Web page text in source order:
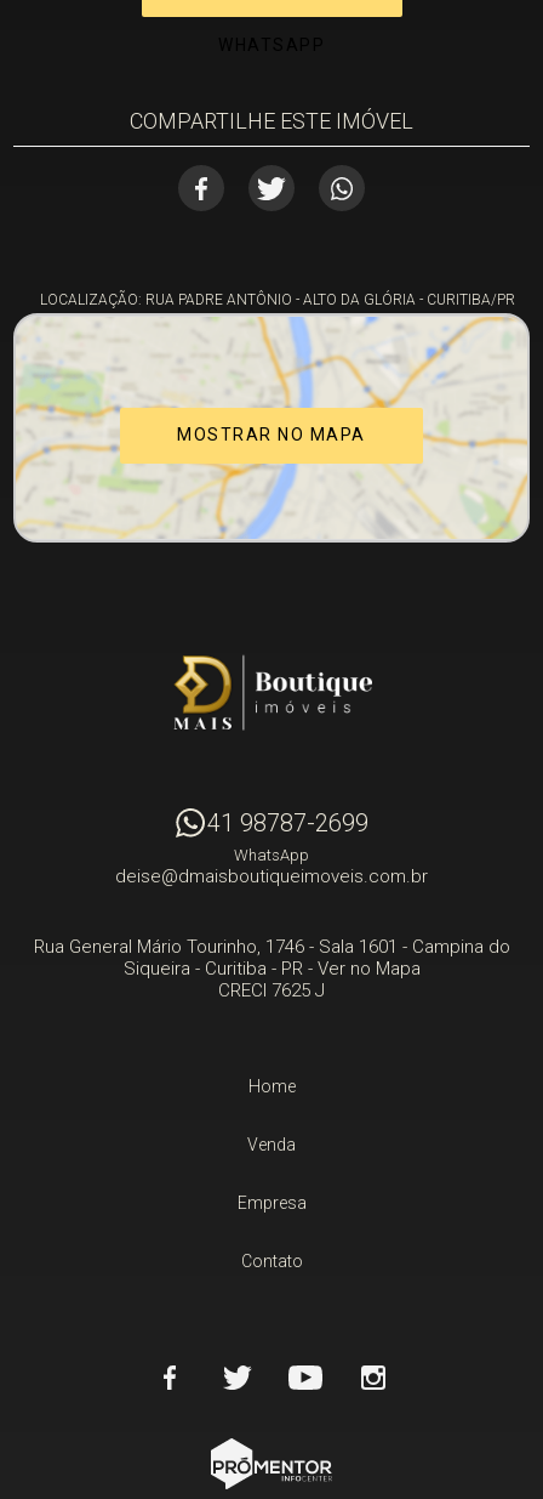
COMPARTILHE ESTE IMÓVEL
LOCALIZAÇÃO: RUA PADRE ANTÔNIO - ALTO DA GLÓRIA - CURITIBA/PR
MOSTRAR NO MAPA
41 98787-2699
WhatsApp
deise@dmaisboutiqueimoveis.com.br
Rua General Mário Tourinho, 1746 - Sala 1601 - Campina do
Siqueira - Curitiba - PR- Ver no Mapa
CRECI 7625 J
Home
Venda
Empresa
Contato